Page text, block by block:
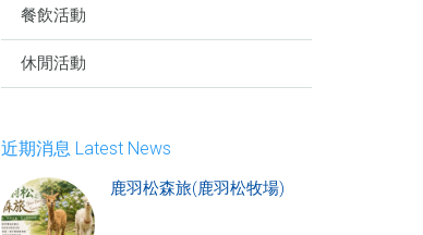
餐飲活動
休閒活動
近期消息 Latest News
鹿羽松森旅(鹿羽松牧場)